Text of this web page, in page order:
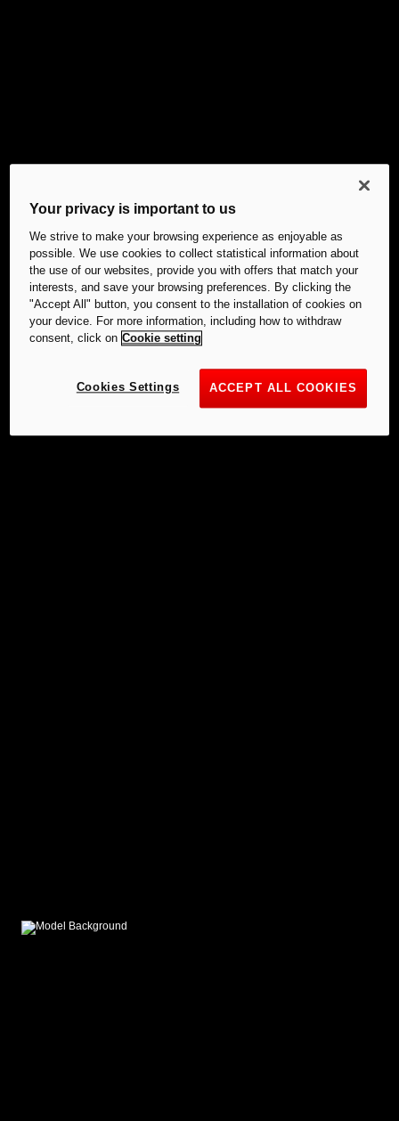
Your privacy is important to us
We strive to make your browsing experience as enjoyable as
possible. We use cookies to collect statistical information about
the use of our websites, provide you with offers that match your
interests, and save your browsing preferences. By clicking the
"Accept All" button, you consent to the installation of cookies on
your device. For more information, including how to withdraw
consent, click on Cookie setting
ACCEPT ALL COOKIES
Cookies Settings